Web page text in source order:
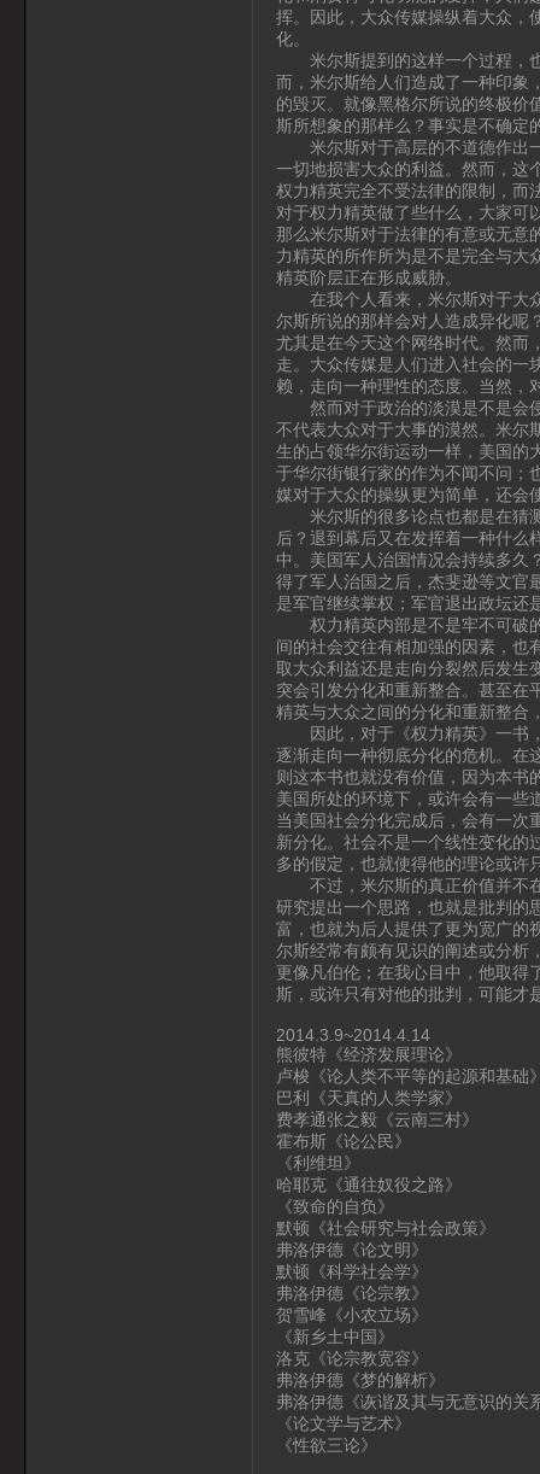
挥。因此，大众传媒操纵着大众，
化。
米尔斯提到的这样一个过程，也
而，米尔斯给人们造成了一种印象
的毁灭。就像黑格尔所说的终极价
斯所想象的那样么？事实是不确定
米尔斯对于高层的不道德作出一
一切地损害大众的利益。然而，这
权力精英完全不受法律的限制，而
对于权力精英做了些什么，大家可
那么米尔斯对于法律的有意或无意
力精英的所作所为是不是完全与大
精英阶层正在形成威胁。
在我个人看来，米尔斯对于大众
尔斯所说的那样会对人造成异化呢
尤其是在今天这个网络时代。然而
走。大众传媒是人们进入社会的一
赖，走向一种理性的态度。当然，
然而对于政治的淡漠是不是会侵
不代表大众对于大事的漠然。米尔
生的占领华尔街运动一样，美国的
于华尔街银行家的作为不闻不问；
媒对于大众的操纵更为简单，还会
米尔斯的很多论点也都是在猜测
后？退到幕后又在发挥着一种什么
中。美国军人治国情况会持续多久
得了军人治国之后，杰斐逊等文官
是军官继续掌权；军官退出政坛还
权力精英内部是不是牢不可破的
间的社会交往有相加强的因素，也
取大众利益还是走向分裂然后发生
突会引发分化和重新整合。甚至在
精英与大众之间的分化和重新整合
因此，对于《权力精英》一书，
逐渐走向一种彻底分化的危机。在
则这本书也就没有价值，因为本书
美国所处的环境下，或许会有一些
当美国社会分化完成后，会有一次
新分化。社会不是一个线性变化的
多的假定，也就使得他的理论或许
不过，米尔斯的真正价值并不在
研究提出一个思路，也就是批判的
富，也就为后人提供了更为宽广的
尔斯经常有颇有见识的阐述或分析
更像凡伯伦；在我心目中，他取得
斯，或许只有对他的批判，可能才
2014.3.9~2014.4.14
熊彼特《经济发展理论》
卢梭《论人类不平等的起源和基础
巴利《天真的人类学家》
费孝通张之毅《云南三村》
霍布斯《论公民》
《利维坦》
哈耶克《通往奴役之路》
《致命的自负》
默顿《社会研究与社会政策》
弗洛伊德《论文明》
默顿《科学社会学》
弗洛伊德《论宗教》
贺雪峰《小农立场》
《新乡土中国》
洛克《论宗教宽容》
弗洛伊德《梦的解析》
弗洛伊德《诙谐及其与无意识的关
《论文学与艺术》
《性欲三论》